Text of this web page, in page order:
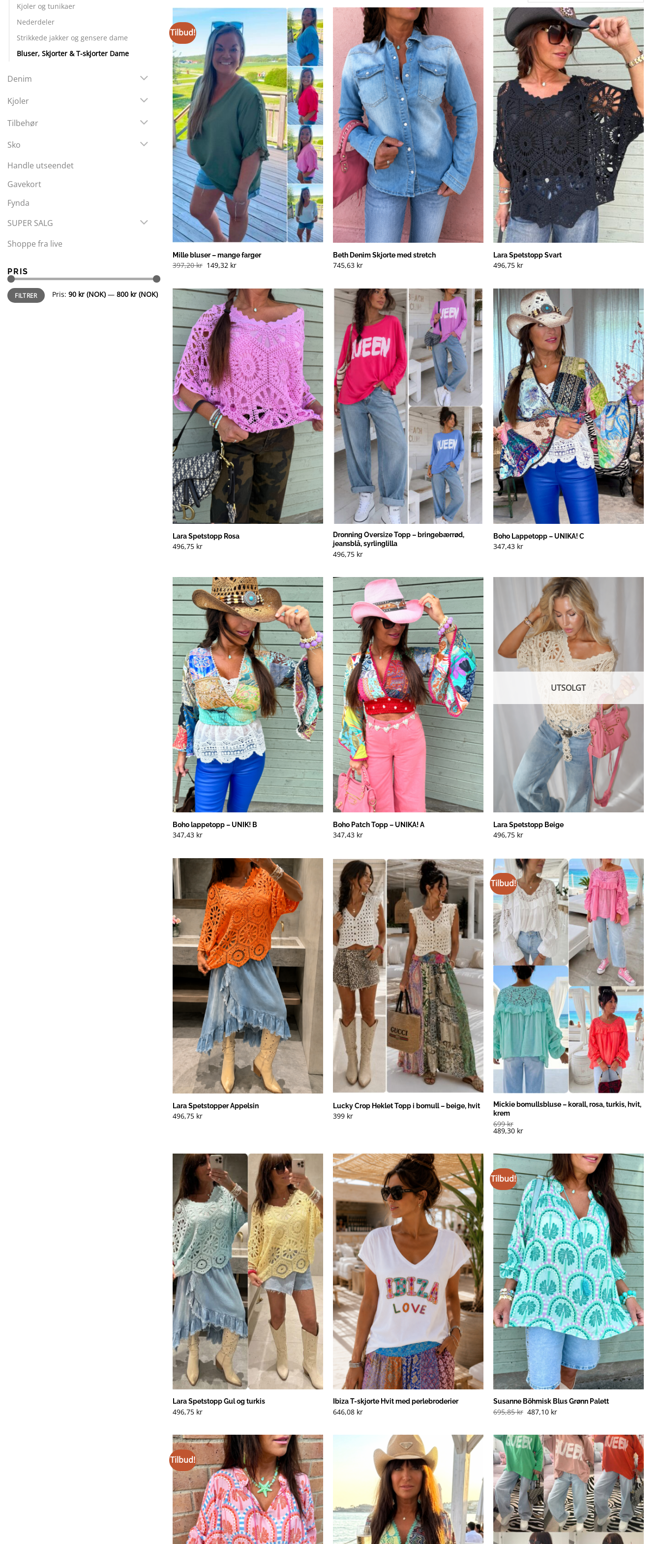
Kjoler og tunikaer
Nederdeler
Strikkede jakker og gensere dame
Bluser, Skjorter & T-skjorter Dame
Denim
Kjoler
Tilbehør
Sko
Handle utseendet
Gavekort
Fynda
SUPER SALG
Shoppe fra live
PRIS
Min.
pris
Makspris
FILTRER Pris: 90 kr (NOK) — 800 kr (NOK)
Tilbud!
Mille bluser – mange farger
397,20kr Opprinnelig
(NOK).
149,32 krNåværende
(NOK).
Beth Denim Skjorte med stretch
745,63 kr
Lara Spetstopp Svart
496,75 kr
Lara Spetstopp Rosa
496,75 kr
Dronning Oversize Topp – bringebærrød,
jeansblå, syrlinglilla
496,75 kr
Boho Lappetopp – UNIKA! C
347,43 kr
Boho lappetopp – UNIK! B
347,43 kr
Boho Patch Topp – UNIKA! A
347,43 kr
UTSOLGT
Lara Spetstopp Beige
496,75 kr
Lara Spetstopper Appelsin
496,75 kr
Lucky Crop Heklet Topp i bomull – beige, hvit
399 kr
Tilbud!
Mickie bomullsbluse – korall, rosa, turkis, hvit,
krem
699kr
489,30 kr
Lara Spetstopp Gul og turkis
496,75 kr
Ibiza T-skjorte Hvit med perlebroderier
646,08 kr
Tilbud!
Susanne Böhmisk Blus Grønn Palett
695,85kr 487,10 kr
Tilbud!